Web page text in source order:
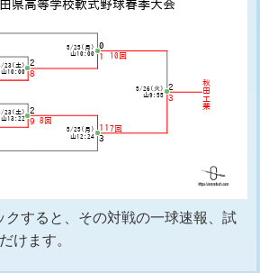
クすると、その対戦の一球速報、試
けます。